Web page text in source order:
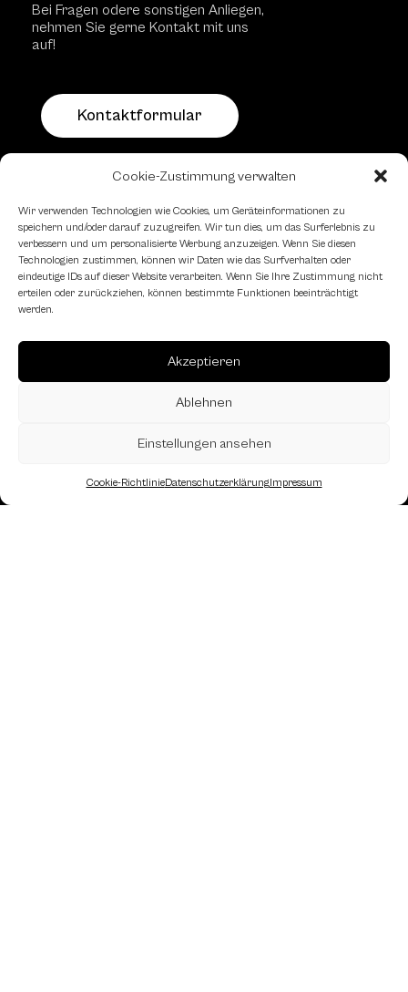
Cookie-Zustimmung verwalten
Wir verwenden Technologien wie Cookies, um Geräteinformationen zu
speichern und/oder darauf zuzugreifen. Wir tun dies, um das Surferlebnis zu
verbessern und um personalisierte Werbung anzuzeigen. Wenn Sie diesen
Technologien zustimmen, können wir Daten wie das Surfverhalten oder
eindeutige IDs auf dieser Website verarbeiten. Wenn Sie Ihre Zustimmung nicht
erteilen oder zurückziehen, können bestimmte Funktionen beeinträchtigt
werden.
Akzeptieren
Ablehnen
Einstellungen ansehen
Cookie-RichtlinieDatenschutzerklärungImpressum
Bei Fragen odere sonstigen Anliegen,
nehmen Sie gerne Kontakt mit uns
auf!
Kontaktformular
Schachfreundliche Lokale